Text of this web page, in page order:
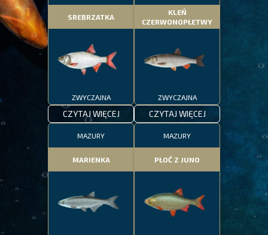
SREBRZATKA
ZWYCZAJNA
CZYTAJ WIĘCEJ
KLEŃ
CZERWONOPŁETWY
ZWYCZAJNA
CZYTAJ WIĘCEJ
MAZURY
MARIENKA
MAZURY
PŁOĆ Z JUNO